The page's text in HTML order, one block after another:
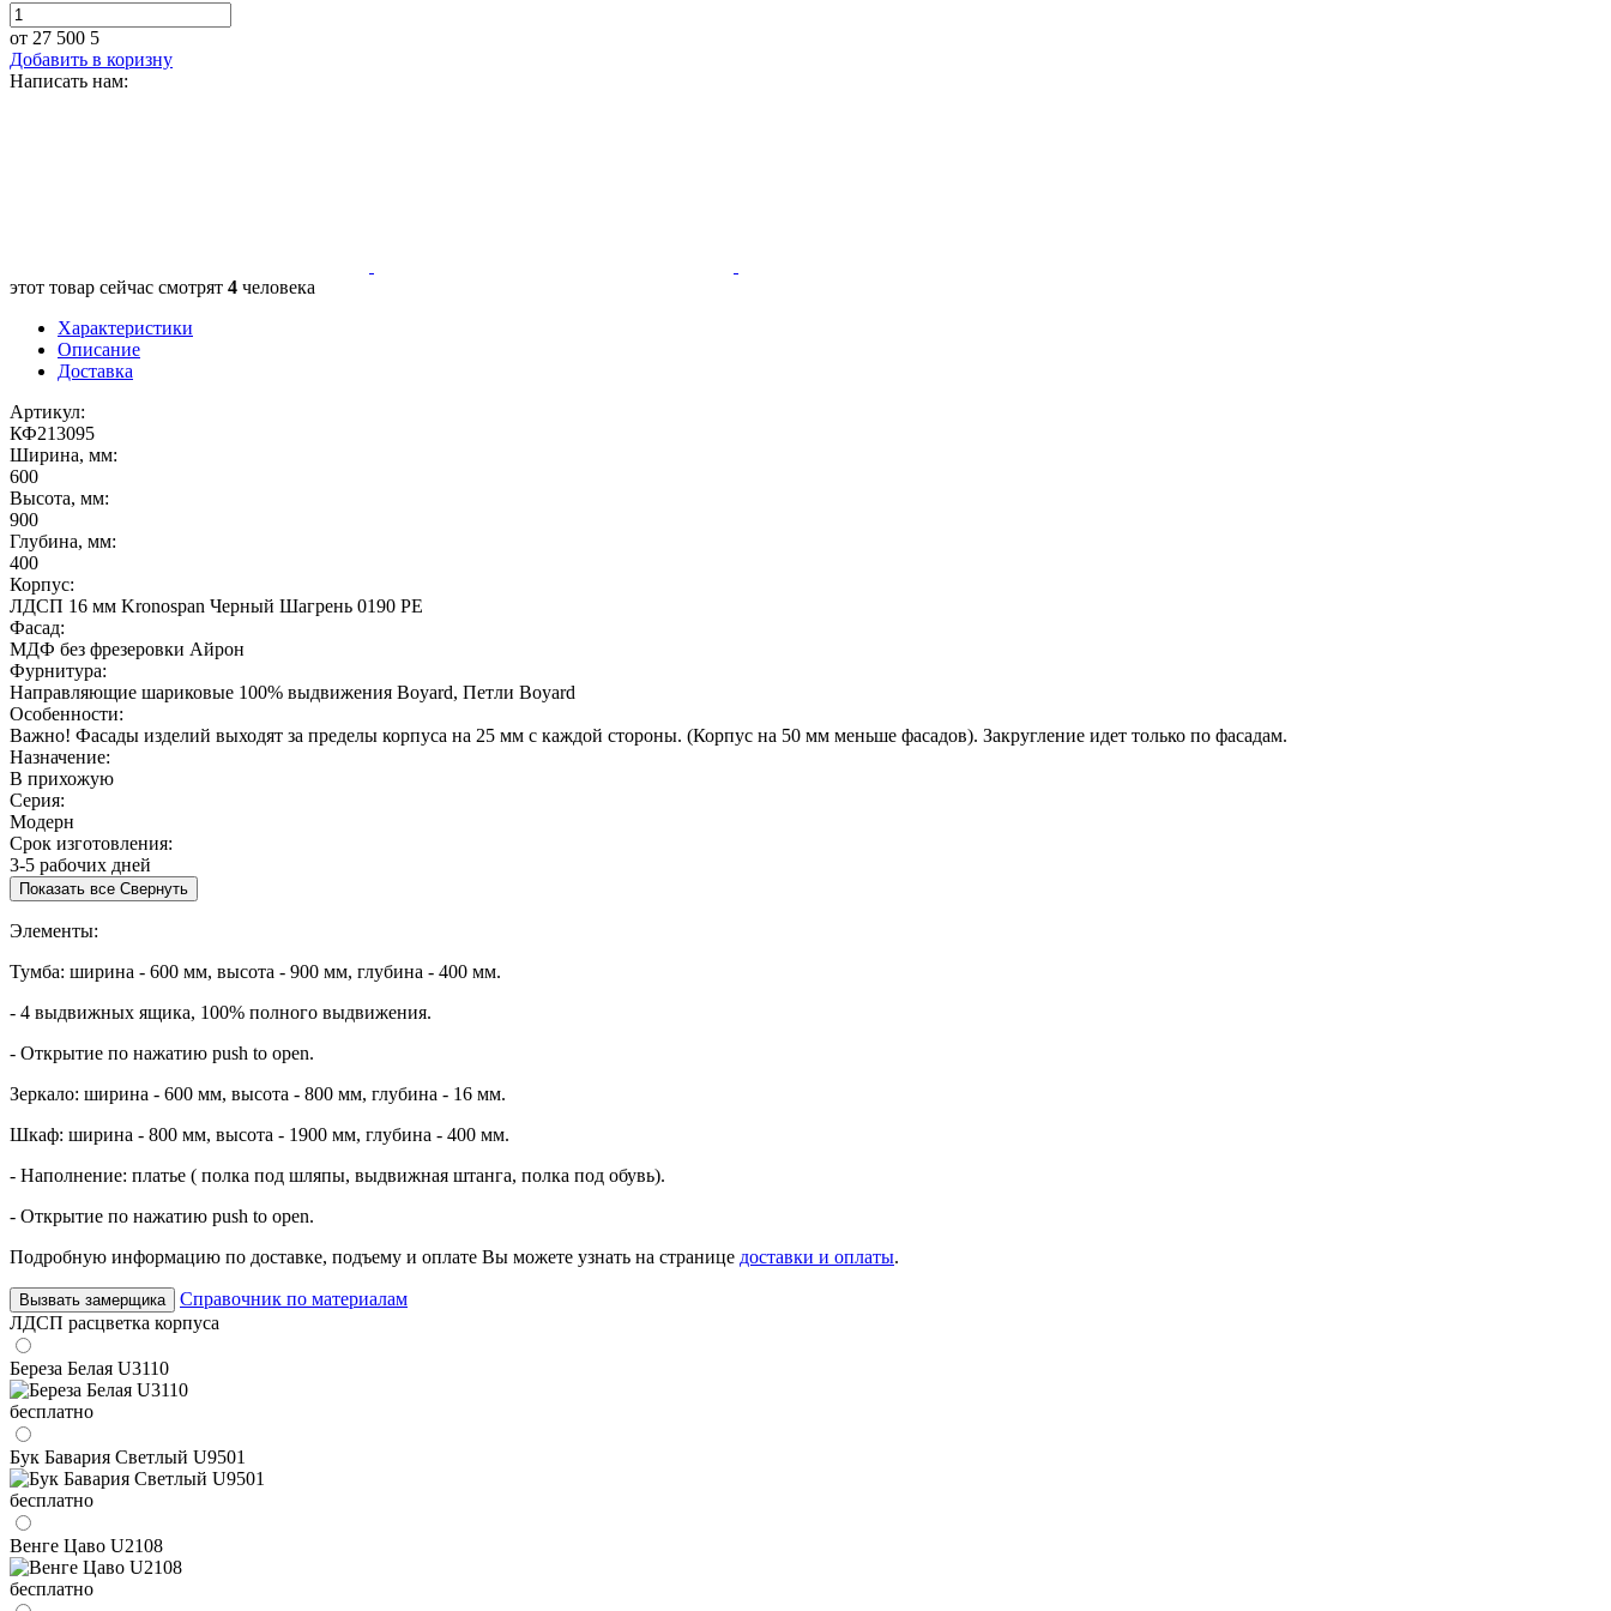
от 27 500 5
Добавить в коризну
Написать нам:
этот товар сейчас смотрят 4 человека
Характеристики
Описание
Доставка
Артикул:
КФ213095
Ширина, мм:
600
Высота, мм:
900
Глубина, мм:
400
Корпус:
ЛДСП 16 мм Kronospan Черный Шагрень 0190 PE
Фасад:
МДФ без фрезеровки Айрон
Фурнитура:
Направляющие шариковые 100% выдвижения Boyard, Петли Boyard
Особенности:
Важно! Фасады изделий выходят за пределы корпуса на 25 мм с каждой стороны. (Корпус на 50 мм меньше фасадов). Закругление идет только по фасадам.
Назначение:
В прихожую
Серия:
Модерн
Срок изготовления:
3-5 рабочих дней
Показать все Свернуть
Элементы:
Тумба: ширина - 600 мм, высота - 900 мм, глубина - 400 мм.
- 4 выдвижных ящика, 100% полного выдвижения.
- Открытие по нажатию push to open.
Зеркало: ширина - 600 мм, высота - 800 мм, глубина - 16 мм.
Шкаф: ширина - 800 мм, высота - 1900 мм, глубина - 400 мм.
- Наполнение: платье ( полка под шляпы, выдвижная штанга, полка под обувь).
- Открытие по нажатию push to open.
Подробную информацию по доставке, подъему и оплате Вы можете узнать на странице доставки и оплаты.
Вызвать замерщика
Справочник по материалам
ЛДСП расцветка корпуса
Береза Белая U3110
бесплатно
Бук Бавария Светлый U9501
бесплатно
Венге Цаво U2108
бесплатно